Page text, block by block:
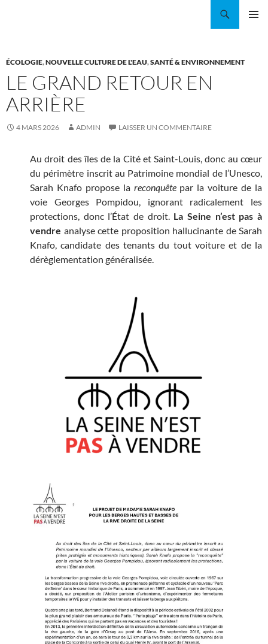
ÉCOLOGIE,NOUVELLE CULTURE DE L'EAU,SANTÉ & ENVIRONNEMENT
LE GRAND RETOUR EN
ARRIÈRE
4 MARS 2026 ADMIN LAISSER UN COMMENTAIRE
Au droit des îles de la Cité et Saint-Louis, donc au cœur
du périmètre inscrit au Patrimoine mondial de l’Unesco,
Sarah Knafo propose la reconquêtepar la voiture de la
voie Georges Pompidou, ignorant radicalement les
protections, donc l’État de droit. La Seine n’est pas à
vendre analyse cette proposition hallucinante de Sarah
Knafo, candidate des tenants du tout voiture et de la
dérèglementation généralisée.